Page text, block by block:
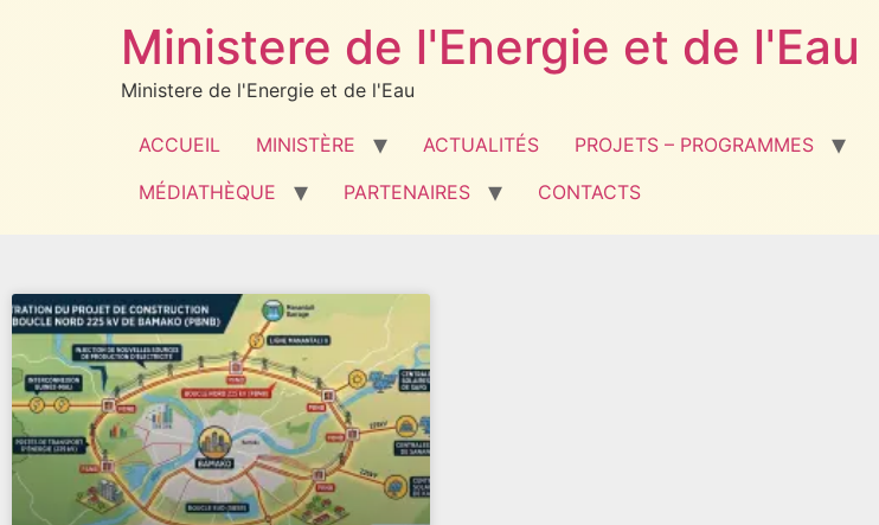
Ministere de l'Energie et de l'Eau
Ministere de l'Energie et de l'Eau
ACCUEIL MINISTÈRE ACTUALITÉS PROJETS – PROGRAMMES
MÉDIATHÈQUE
PARTENAIRES CONTACTS